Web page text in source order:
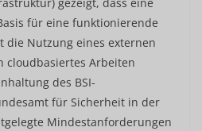
für eine funktionierende
die Nutzung eines externen
cloudbasiertes Arbeiten
des BSI-
für Sicherheit in der
Mindestanforderungen